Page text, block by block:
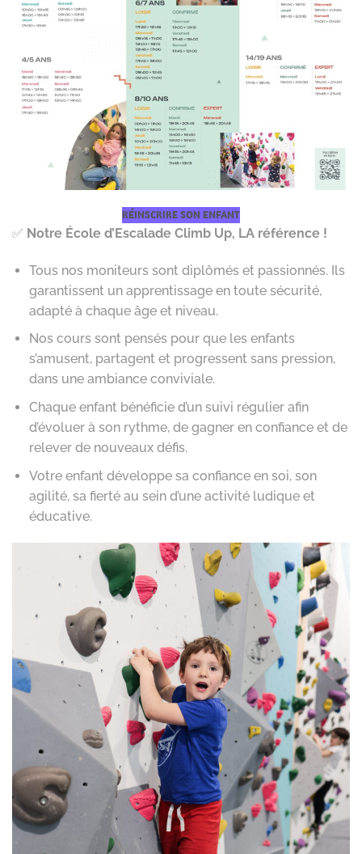
RÉINSCRIRE SON ENFANT
✅ Notre École d’Escalade Climb Up, LA référence !
Tous nos moniteurs sont diplômés et passionnés. Ils
garantissent un apprentissage en toute sécurité,
adapté à chaque âge et niveau.
Nos cours sont pensés pour que les enfants
s’amusent, partagent et progressent sans pression,
dans une ambiance conviviale.
Chaque enfant bénéficie d’un suivi régulier afin
d’évoluer à son rythme, de gagner en confiance et de
relever de nouveaux défis.
Votre enfant développe sa confiance en soi, son
agilité, sa fierté au sein d’une activité ludique et
éducative.